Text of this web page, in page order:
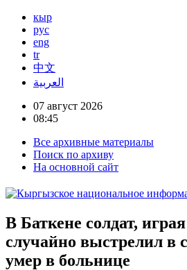
кыр
рус
eng
tr
中文
العربية
07 август 2026
08:45
Все архивные материалы
Поиск по архиву
На основной сайт
В Баткене солдат,
случайно выстрелил в
умер в больнице